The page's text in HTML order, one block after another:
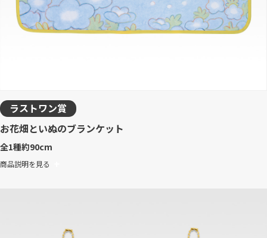
ラストワン賞
お花畑といぬのブランケット
全1種約90cm
商品説明を見る